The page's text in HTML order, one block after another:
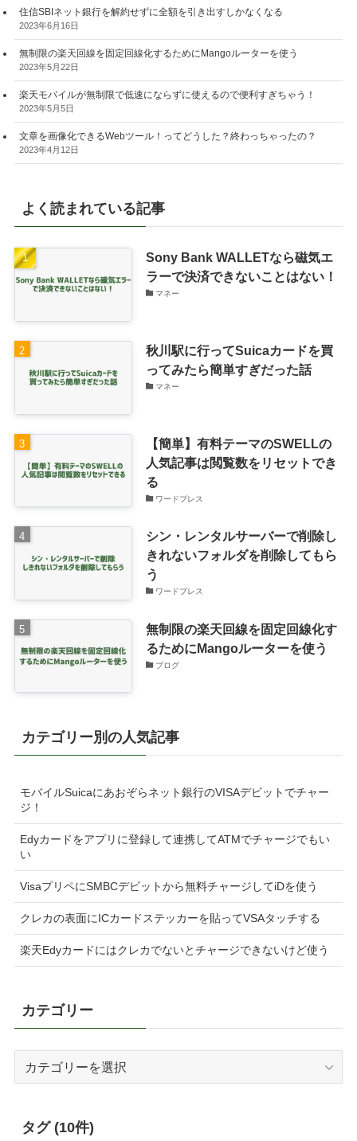
住信SBIネット銀行を解約せずに全額を引き出すしかなくなる
2023年6月16日
無制限の楽天回線を固定回線化するためにMangoルーターを使う
2023年5月22日
楽天モバイルが無制限で低速にならずに使えるので便利すぎちゃう！
2023年5月5日
文章を画像化できるWebツール！ってどうした？終わっちゃったの？
2023年4月12日
よく読まれている記事
Sony Bank WALLETなら磁気エ
ラーで決済できないことはない！
マネー
秋川駅に行ってSuicaカードを買
ってみたら簡単すぎだった話
マネー
【簡単】有料テーマのSWELLの
人気記事は閲覧数をリセットでき
る
ワードプレス
シン・レンタルサーバーで削除し
きれないフォルダを削除してもら
う
ワードプレス
無制限の楽天回線を固定回線化す
るためにMangoルーターを使う
ブログ
カテゴリー別の人気記事
モバイルSuicaにあおぞらネット銀行のVISAデビットでチャー
ジ！
Edyカードをアプリに登録して連携してATMでチャージでもい
い
VisaプリペにSMBCデビットから無料チャージしてiDを使う
クレカの表面にICカードステッカーを貼ってVSAタッチする
楽天Edyカードにはクレカでないとチャージできないけど使う
カテゴリー
タグ (10件)